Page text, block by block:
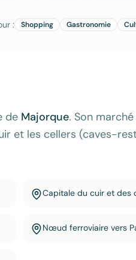
: Shopping Gastronomie
de Majorque. Son
et les cellers (caves-
Capitale du cuir et des
Nœud ferroviaire vers